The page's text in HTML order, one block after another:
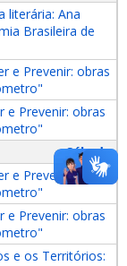
literária: Ana
Brasileira de
e Prevenir: obras
e Prevenir: obras
Sábado
e Prevenir: obras
e Prevenir: obras
e os Territórios: